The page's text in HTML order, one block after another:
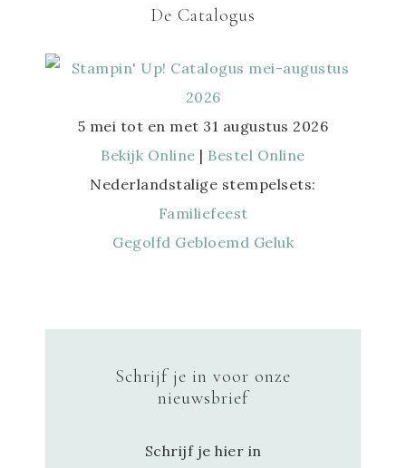
De Catalogus
5 mei tot en met 31 augustus 2026
Bekijk Online | Bestel Online
Nederlandstalige stempelsets:
Familiefeest
Gegolfd Gebloemd Geluk
Schrijf je in voor onze
nieuwsbrief
Schrijf je hier in